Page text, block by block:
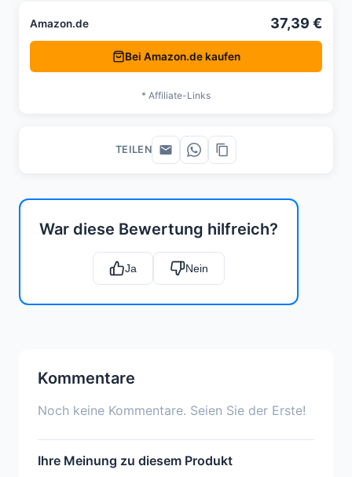
War diese Bewertung hilfreich?
Ja Nein
Kommentare
Noch keine Kommentare. Seien Sie der Erste!
Ihre Meinung zu diesem Produkt
Amazon.de 37,39 €
Bei Amazon.de kaufen
* Affiliate-Links
TEILEN